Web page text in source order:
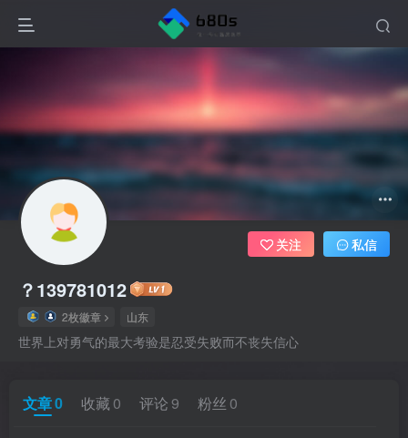
？139781012
2枚徽章 山东
世界上对勇气的最大考验是忍受失败而不丧失信心
关注 私信
文章0 收藏 0 评论9 粉丝 0